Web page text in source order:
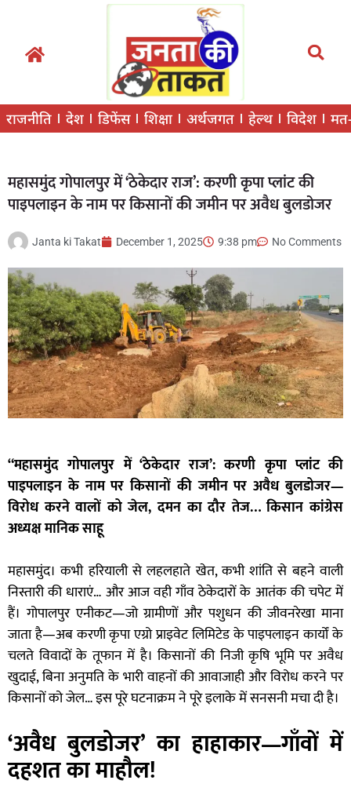
राजनीति देश डिफेंस शिक्षा अर्थजगत हेल्थ विदेश
महासमुंद गोपालपुर में ‘ठेकेदार राज’: करणी कृपा प्लांट की
पाइपलाइन के नाम पर किसानों की जमीन पर अवैध बुलडोजर
Janta ki Takat December 1, 2025 9:38 pm No Comments
“महासमुंद गोपालपुर में ‘ठेकेदार राज’: करणी कृपा प्लांट की
पाइपलाइन के नाम पर किसानों की जमीन पर अवैध बुलडोजर—
विरोध करने वालों को जेल, दमन का दौर तेज… किसान कांग्रेस
अध्यक्ष मानिक साहू
महासमुंद। कभी हरियाली से लहलहाते खेत, कभी शांति से बहने वाली
निस्तारी की धाराएं… और आज वही गाँव ठेकेदारों के आतंक की चपेट में
हैं। गोपालपुर एनीकट—जो ग्रामीणों और पशुधन की जीवनरेखा माना
जाता है—अब करणी कृपा एग्रो प्राइवेट लिमिटेड के पाइपलाइन कार्यों के
चलते विवादों के तूफान में है। किसानों की निजी कृषि भूमि पर अवैध
खुदाई, बिना अनुमति के भारी वाहनों की आवाजाही और विरोध करने पर
किसानों को जेल… इस पूरे घटनाक्रम ने पूरे इलाके में सनसनी मचा दी है।
‘अवैध बुलडोजर’ का हाहाकार—गाँवों में
दहशत का माहौल!